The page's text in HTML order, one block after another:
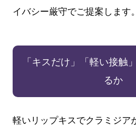
イバシー厳守でご提案します。
「キスだけ」「軽い接触
るか
軽いリップキスでクラミジア